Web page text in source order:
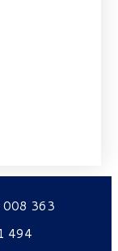
008 363
494